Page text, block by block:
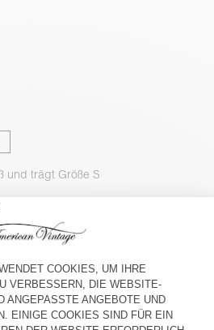
und trägt Größe S
zwischen Mittwoch, 12. August und
14. August
WARENKORB
IM STORE PRÜFEN